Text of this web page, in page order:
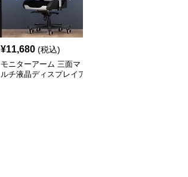
¥11,680 (税込)
モニターアーム 三面マ
ルチ液晶ディスプレイア